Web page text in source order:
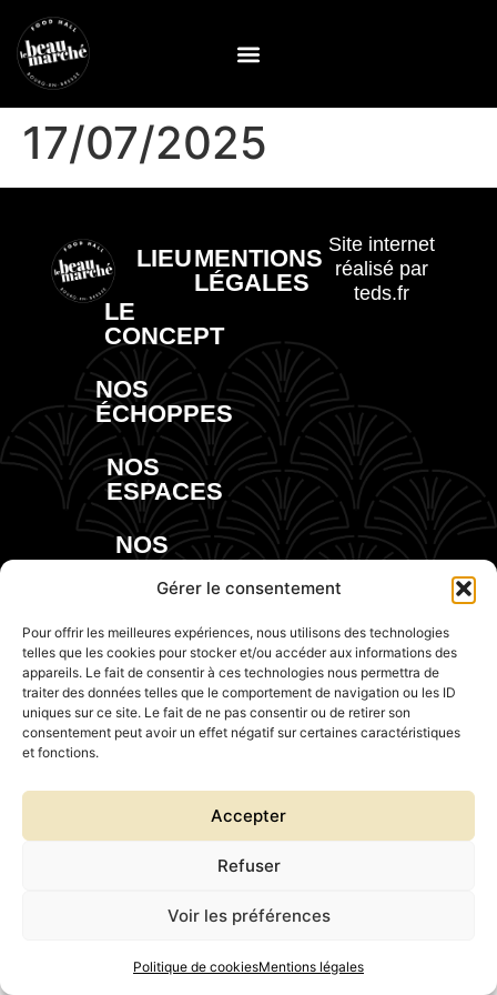
Gérer le consentement
Pour offrir les meilleures expériences, nous utilisons des technologies
telles que les cookies pour stocker et/ou accéder aux informations des
appareils. Le fait de consentir à ces technologies nous permettra de
traiter des données telles que le comportement de navigation ou les ID
uniques sur ce site. Le fait de ne pas consentir ou de retirer son
consentement peut avoir un effet négatif sur certaines caractéristiques
et fonctions.
Accepter
Refuser
Voir les préférences
Politique de cookiesMentions légales
17/07/2025
LIEU
LE
CONCEPT
NOS
ÉCHOPPES
NOS
ESPACES
NOS
EVENTS
MENTIONS
LÉGALES
Site internet
réalisé par
teds.fr